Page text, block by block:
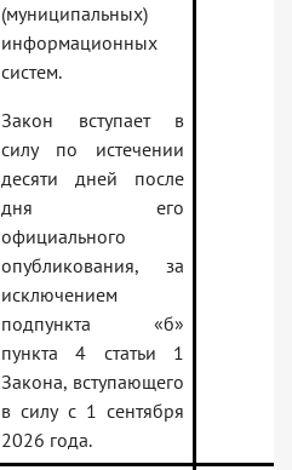
(муниципальных)
информационных
систем.
Закон вступает в
силу по истечении
десяти дней после
дня его
официального
опубликования, за
исключением
подпункта «б»
пункта 4 статьи 1
Закона, вступающего
в силу с 1 сентября
2026 года.